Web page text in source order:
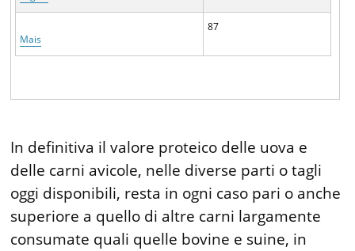
Mais
87
In definitiva il valore proteico delle uova e
delle carni avicole, nelle diverse parti o tagli
oggi disponibili, resta in ogni caso pari o anche
superiore a quello di altre carni largamente
consumate quali quelle bovine e suine, in